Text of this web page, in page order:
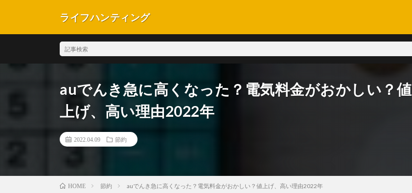
ライフハンティング
auでんき急に高くなった？電気料金がおかしい？値
上げ、高い理由2022年
2022.04.09 節約
HOME 節約 auでんき急に高くなった？電気料金がおかしい？値上げ、高い理由2022年